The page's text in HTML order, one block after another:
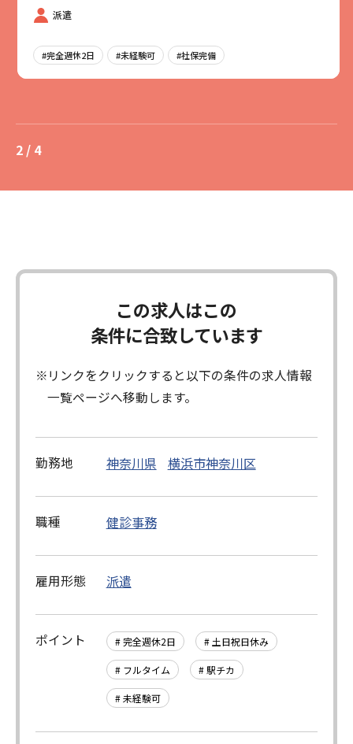
派遣
#完全週休2日 #未経験可 #社保完備
2 / 4
この求人はこの
条件に合致しています
リンクをクリックすると以下の条件の求人情報
一覧ページへ移動します。
勤務地 神奈川県 横浜市神奈川区
職種 健診事務
雇用形態 派遣
ポイント # 完全週休2日 # 土日祝日休み
# フルタイム # 駅チカ
# 未経験可